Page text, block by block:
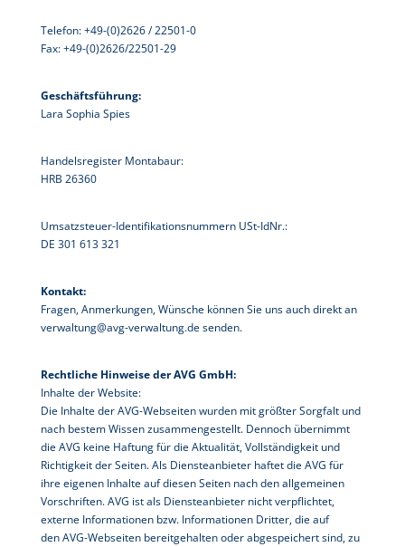
Telefon: +49-(0)2626 / 22501-0
Fax: +49-(0)2626/22501-29
Geschäftsführung:
Lara Sophia Spies
Handelsregister Montabaur:
HRB 26360
Umsatzsteuer-Identifikationsnummern USt-IdNr.:
DE 301 613 321
Kontakt:
Fragen, Anmerkungen, Wünsche können Sie uns auch direkt an
verwaltung@avg-verwaltung.de senden.
Rechtliche Hinweise der AVG GmbH:
Inhalte der Website:
Die Inhalte der AVG-Webseiten wurden mit größter Sorgfalt und
nach bestem Wissen zusammengestellt. Dennoch übernimmt
dieAVG keine Haftung für die Aktualität, Vollständigkeit und
Richtigkeit der Seiten. Als Diensteanbieter haftet dieAVG für
ihre eigenen Inhalte auf diesen Seiten nach den allgemeinen
Vorschriften.AVG ist als Diensteanbieter nicht verpflichtet,
externe Informationen bzw. Informationen Dritter, die auf
denAVG-Webseiten bereitgehalten oder abgespeichert sind, zu